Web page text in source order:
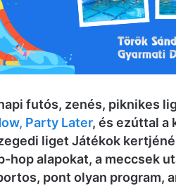
futós, zenés, piknikes
Party Later, és ezúttal a
liget Játékok
hop alapokat, a meccsek
pont olyan program,